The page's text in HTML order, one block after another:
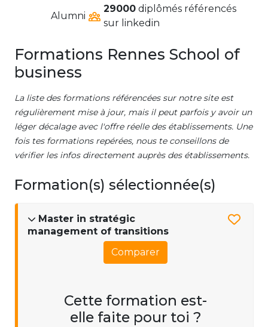
Alumni
29000 diplômés référencés
sur linkedin
Formations Rennes School of
business
La liste des formations référencées sur notre site est
régulièrement mise à jour, mais il peut parfois y avoir un
léger décalage avec l'offre réelle des établissements. Une
fois tes formations repérées, nous te conseillons de
vérifier les infos directement auprès des établissements.
Formation(s) sélectionnée(s)
Master in stratégic
management of transitions
Comparer
Cette formation est-
elle faite pour toi ?